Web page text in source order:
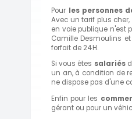
Pour les personnes
Avec un tarif plus
en voie publique n'est
Camille Desmoulins
forfait de 24H.
Si vous êtes salariés
un an, à condition de
ne dispose pas d'une
Enfin pour les
gérant ou pour un